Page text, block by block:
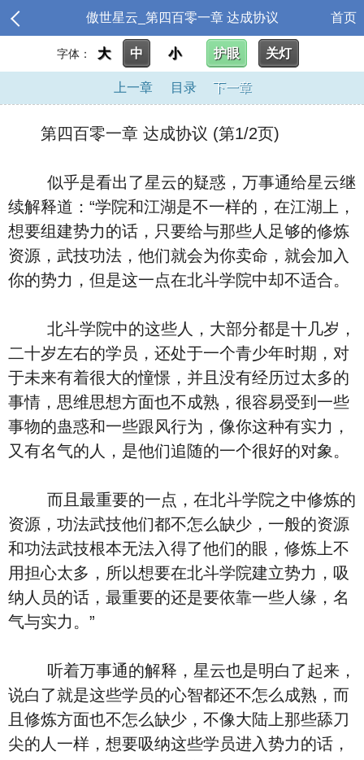
傲世星云_第四百零一章 达成协议 首页
字体： 大 中 小 护眼 关灯
上一章 目录 下一章
第四百零一章 达成协议 (第1/2页)
似乎是看出了星云的疑惑，万事通给星云继
续解释道：“学院和江湖是不一样的，在江湖上，
想要组建势力的话，只要给与那些人足够的修炼
资源，武技功法，他们就会为你卖命，就会加入
你的势力，但是这一点在北斗学院中却不适合。
北斗学院中的这些人，大部分都是十几岁，
二十岁左右的学员，还处于一个青少年时期，对
于未来有着很大的憧憬，并且没有经历过太多的
事情，思维思想方面也不成熟，很容易受到一些
事物的蛊惑和一些跟风行为，像你这种有实力，
又有名气的人，是他们追随的一个很好的对象。
而且最重要的一点，在北斗学院之中修炼的
资源，功法武技他们都不怎么缺少，一般的资源
和功法武技根本无法入得了他们的眼，修炼上不
用担心太多，所以想要在北斗学院建立势力，吸
纳人员的话，最重要的还是要依靠一些人缘，名
气与实力。”
听着万事通的解释，星云也是明白了起来，
说白了就是这些学员的心智都还不怎么成熟，而
且修炼方面也不怎么缺少，不像大陆上那些舔刀
尖的人一样，想要吸纳这些学员进入势力的话，